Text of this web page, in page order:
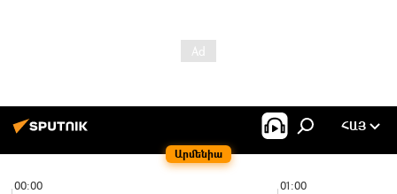
Արմենիա
ՀԱՅ
00:00 01:00